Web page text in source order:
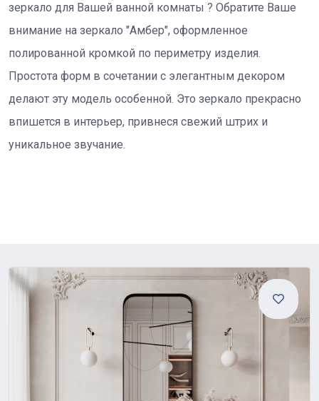
зеркало для Вашей ванной комнаты ? Обратите Ваше
внимание на зеркало "Амбер", оформленное
полированной кромкой по периметру изделия.
Простота форм в сочетании с элегантным декором
делают эту модель особенной. Это зеркало прекрасно
впишется в интерьер, привнеся свежий штрих и
уникальное звучание.